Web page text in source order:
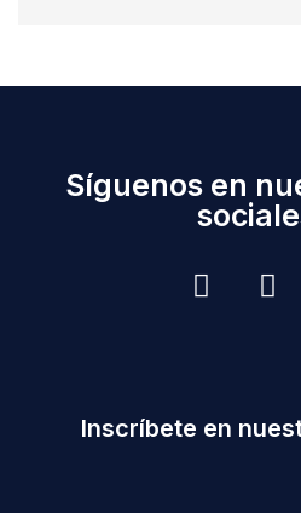
Síguenos en
Inscríbete en